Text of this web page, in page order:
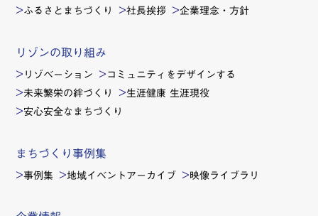
ふるさとまちづくり 社長挨拶 企業理念・方針
リゾンの取り組み
リゾベーション コミュニティをデザインする
未来繁栄の絆づくり 生涯健康 生涯現役
安心安全なまちづくり
まちづくり事例集
事例集 地域イベントアーカイブ 映像ライブラリ